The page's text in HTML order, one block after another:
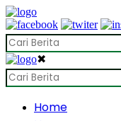
✖
Home